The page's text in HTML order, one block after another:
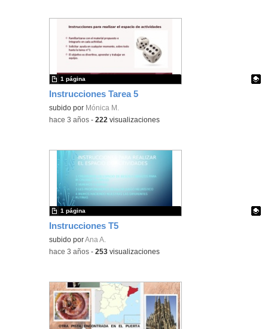
Instrucciones Tarea 5
Contenido educativo.
subido por Mónica M.
1 página
-hace 3 años -222 visualizaciones
Instrucciones T5
Contenido educativo.
subido porAna A.
1 página
-hace 3 años -253 visualizaciones